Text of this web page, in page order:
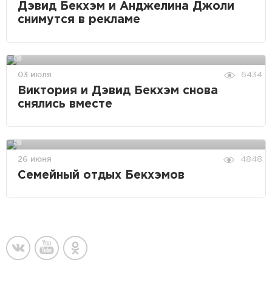
Дэвид Бекхэм и Анджелина Джоли
снимутся в рекламе
03 июля 6434
Виктория и Дэвид Бекхэм снова
снялись вместе
26 июня 4848
Семейный отдых Бекхэмов